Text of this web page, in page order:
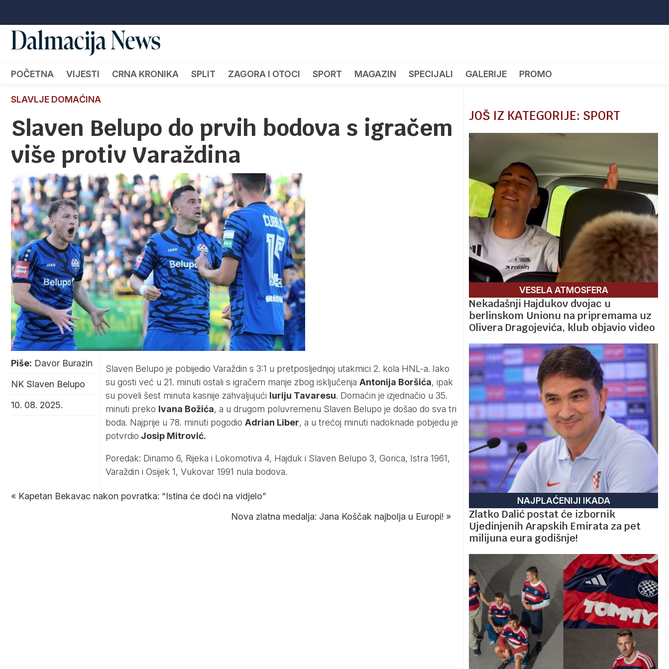
POČETNA VIJESTI CRNA KRONIKA SPLIT ZAGORA I OTOCI SPORT MAGAZIN SPECIJALI GALERIJE PROMO
SLAVLJE DOMAĆINA
Slaven Belupo do prvih bodova s igračem
više protiv Varaždina
Piše: Davor Burazin
NK Slaven Belupo
10. 08. 2025.
Slaven Belupo je pobijedio Varaždin s 3:1 u pretposljednjoj utakmici 2. kola HNL-a. Iako
su gosti već u 21. minuti ostali s igračem manje zbog isključenja Antonija Boršića, ipak
su poveli šest minuta kasnije zahvaljujući Iuriju Tavaresu. Domaćin je izjednačio u 35.
minuti preko Ivana Božića, a u drugom poluvremenu Slaven Belupo je došao do sva tri
boda. Najprije u 78. minuti pogodio Adrian Liber, a u trećoj minuti nadoknade pobjedu je
potvrdio Josip Mitrović.
Poredak: Dinamo 6, Rijeka i Lokomotiva 4, Hajduk i Slaven Belupo 3, Gorica, Istra 1961,
Varaždin i Osijek 1, Vukovar 1991 nula bodova.
« Kapetan Bekavac nakon povratka: “Istina će doći na vidjelo”
Nova zlatna medalja: Jana Koščak najbolja u Europi! »
JOŠ IZ KATEGORIJE: SPORT
VESELA ATMOSFERA
Nekadašnji Hajdukov dvojac u
berlinskom Unionu na pripremama uz
Olivera Dragojevića, klub objavio video
NAJPLAĆENIJI IKADA
Zlatko Dalić postat će izbornik
Ujedinjenih Arapskih Emirata za pet
milijuna eura godišnje!